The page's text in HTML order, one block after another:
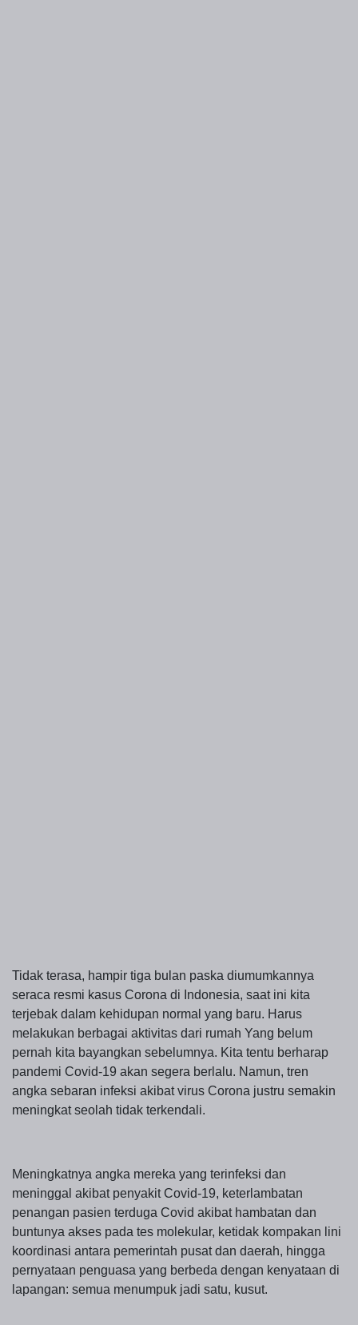
Tidak terasa, hampir tiga bulan paska diumumkannya
seraca resmi kasus Corona di Indonesia, saat ini kita
terjebak dalam kehidupan normal yang baru. Harus
melakukan berbagai aktivitas dari rumah Yang belum
pernah kita bayangkan sebelumnya. Kita tentu berharap
pandemi Covid-19 akan segera berlalu. Namun, tren
angka sebaran infeksi akibat virus Corona justru semakin
meningkat seolah tidak terkendali.
Meningkatnya angka mereka yang terinfeksi dan
meninggal akibat penyakit Covid-19, keterlambatan
penangan pasien terduga Covid akibat hambatan dan
buntunya akses pada tes molekular, ketidak kompakan lini
koordinasi antara pemerintah pusat dan daerah, hingga
pernyataan penguasa yang berbeda dengan kenyataan di
lapangan: semua menumpuk jadi satu, kusut.